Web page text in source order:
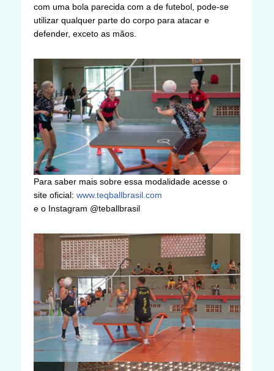
com uma bola parecida com a de futebol, pode-se
utilizar qualquer parte do corpo para atacar e
defender, exceto as mãos.
Para saber mais sobre essa modalidade acesse o
site oficial: www.teqballbrasil.com
e o Instagram @teballbrasil